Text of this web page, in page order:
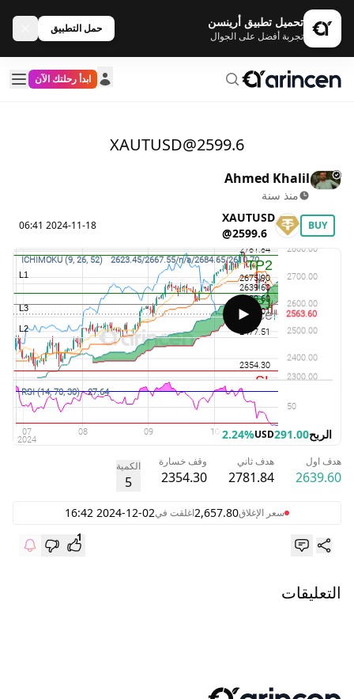
تحميل تطبيق أرينسن
تجربة أفضل على الجوال
حمل التطبيق
ابدأ رحلتك الآن
XAUTUSD@2599.6
Ahmed Khalil
منذ سنة
BUY
XAUTUSD
@2599.6
2024-11-18 06:41
الربح291.00
USD
2.24%
هدف اول
2639.60
هدف ثاني
2781.84
وقف خسارة
2354.30
الكمية
5
سعر الإغلاق2,657.80اغلقت في2024-12-02 16:42
1
التعليقات